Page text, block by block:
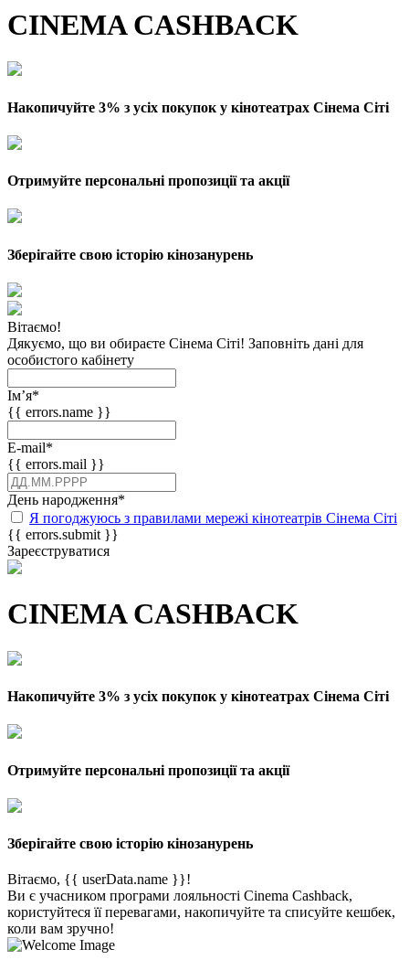
CINEMA CASHBACK
Накопичуйте 3% з усіх покупок у кінотеатрах Сінема Сіті
Отримуйте персональні пропозиції та акції
Зберігайте свою історію кінозанурень
Вітаємо!
Дякуємо, що ви обираєте Сінема Сіті! Заповніть дані для
особистого кабінету
Імʼя*
{{ errors.name }}
E-mail*
{{ errors.mail }}
День народження*
Я погоджуюсь з правилами мережі кінотеатрів Сінема Сіті
{{ errors.submit }}
Зареєструватися
CINEMA CASHBACK
Накопичуйте 3% з усіх покупок у кінотеатрах Сінема Сіті
Отримуйте персональні пропозиції та акції
Зберігайте свою історію кінозанурень
Вітаємо, {{ userData.name }}!
Ви є учасником програми лояльності Cinema Cashback,
користуйтеся її перевагами, накопичуйте та списуйте кешбек,
коли вам зручно!